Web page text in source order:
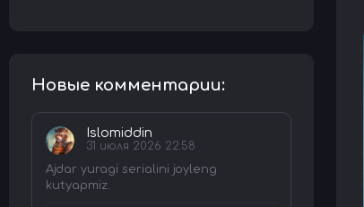
Новые комментарии:
Islomiddin
31 июля 2026 22:58
Ajdar yuragi serialini joyleng
kutyapmiz.